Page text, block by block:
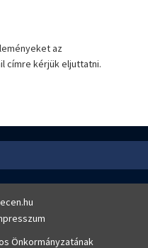
az
címre kérjük eljuttatni.
Önkormányzatának